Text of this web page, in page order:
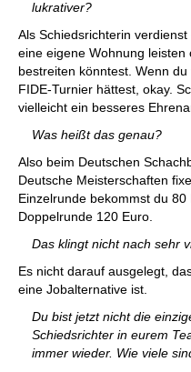
lukrativer?
Als Schiedsrichterin
eine eigene Wohnung
bestreiten könntest. Wenn
FIDE-Turnier hättest, okay.
vielleicht ein besseres
Was heißt das genau?
Also beim Deutschen
Deutsche Meisterschaften
Einzelrunde bekommst du
Doppelrunde 120 Euro.
Das klingt nicht nach sehr
Es nicht darauf ausgelegt,
eine Jobalternative ist.
Du bist jetzt nicht die
Schiedsrichter in eurem
immer wieder. Wie viele